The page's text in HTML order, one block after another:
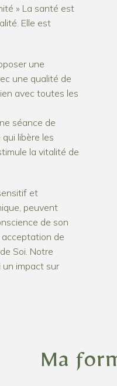
» La santé est
Elle est
une
une qualité de
avec toutes les
séance de
libère les
la vitalité de
et
peuvent
de son
de
Soi. Notre
impact sur
Ma